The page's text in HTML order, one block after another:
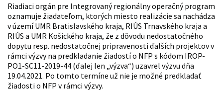
Riadiaci orgán pre Integrovaný regionálny operačný program
oznamuje žiadateľom, ktorých miesto realizácie sa nachádza
v území UMR Bratislavského kraja, RIÚS Trnavského kraja a
RIÚS a UMR Košického kraja, že z dôvodu nedostatočného
dopytu resp. nedostatočnej pripravenosti ďalších projektov v
rámci výzvy na predkladanie žiadostí o NFP s kódom IROP-
PO1-SC11-2019-44 (ďalej len „výzva“) uzavrel výzvu dňa
19.04.2021. Po tomto termíne už nie je možné predkladať
žiadosti o NFP v rámci výzvy.